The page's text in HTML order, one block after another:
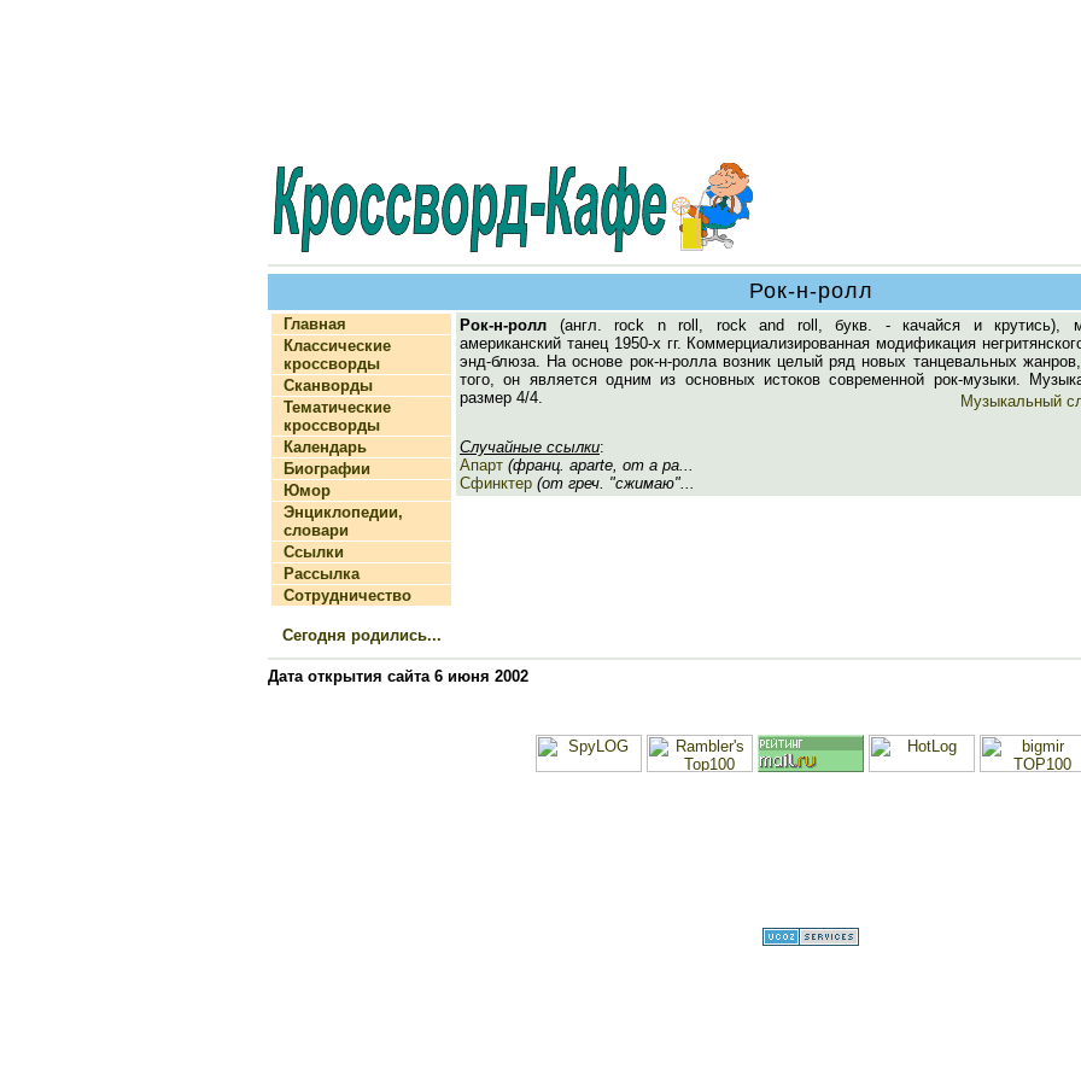
Рок-н-ролл
Главная
Классические
кроссворды
Сканворды
Тематические
кроссворды
Календарь
Биографии
Юмор
Энциклопедии,
словари
Ссылки
Рассылка
Сотрудничество
Сегодня родились...
Рок-н-ролл (англ. rock n roll, rock and roll, букв. - качайся и крутись),
американский танец 1950-х гг. Коммерциализированная модификация
энд-блюза. На основе рок-н-ролла возник целый ряд новых танцевальных
того, он является одним из основных истоков современной рок-музыки.
размер 4/4.
Музыкальный
Случайные ссылки:
Апарт (франц. aparte, от a pa...
Сфинктер (от греч. "сжимаю"...
Дата открытия сайта 6 июня 2002